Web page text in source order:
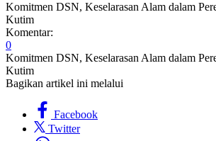
Komitmen DSN, Keselarasan Alam dalam
Kutim
Komentar:
0
Komitmen DSN, Keselarasan Alam dalam
Kutim
Bagikan artikel ini melalui
Facebook
Twitter